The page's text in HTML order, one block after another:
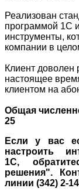
Реализован
программой 1С
инструменты,
компании в
Клиент доволен
настоящее
клиентом на
Общая
25
Если у вас
настроить
1С,
решения".
линии (342) 2-